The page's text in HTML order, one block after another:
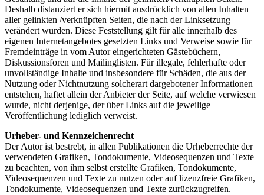
Deshalb distanziert er sich hiermit ausdrücklich von allen Inhalten
aller gelinkten /verknüpften Seiten, die nach der Linksetzung
verändert wurden. Diese Feststellung gilt für alle innerhalb des
eigenen Internetangebotes gesetzten Links und Verweise sowie für
Fremdeinträge in vom Autor eingerichteten Gästebüchern,
Diskussionsforen und Mailinglisten. Für illegale, fehlerhafte oder
unvollständige Inhalte und insbesondere für Schäden, die aus der
Nutzung oder Nichtnutzung solcherart dargebotener Informationen
entstehen, haftet allein der Anbieter der Seite, auf welche verwiesen
wurde, nicht derjenige, der über Links auf die jeweilige
Veröffentlichung lediglich verweist.
Urheber- und Kennzeichenrecht
Der Autor ist bestrebt, in allen Publikationen die Urheberrechte der
verwendeten Grafiken, Tondokumente, Videosequenzen und Texte
zu beachten, von ihm selbst erstellte Grafiken, Tondokumente,
Videosequenzen und Texte zu nutzen oder auf lizenzfreie Grafiken,
Tondokumente, Videosequenzen und Texte zurückzugreifen.